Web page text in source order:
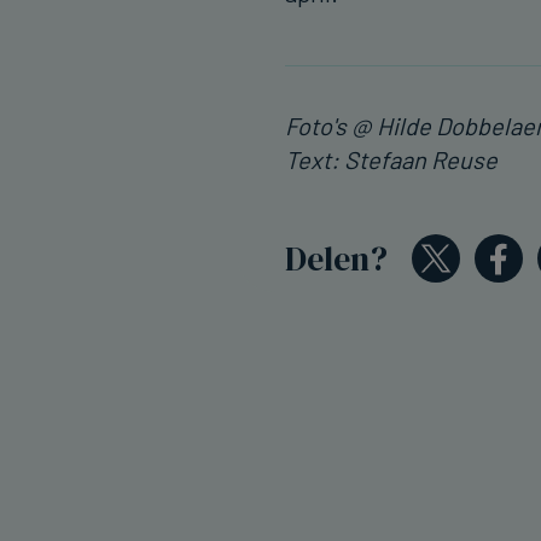
Foto's @ Hilde
Text: Stefaan Reuse
Delen?